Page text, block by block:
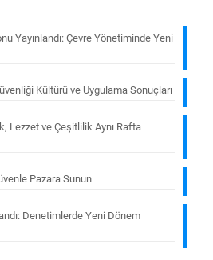
Yayınlandı: Çevre Yönetiminde Yeni
Kültürü ve Uygulama Sonuçları
Lezzet ve Çeşitlilik Aynı Rafta
Pazara Sunun
Denetimlerde Yeni Dönem